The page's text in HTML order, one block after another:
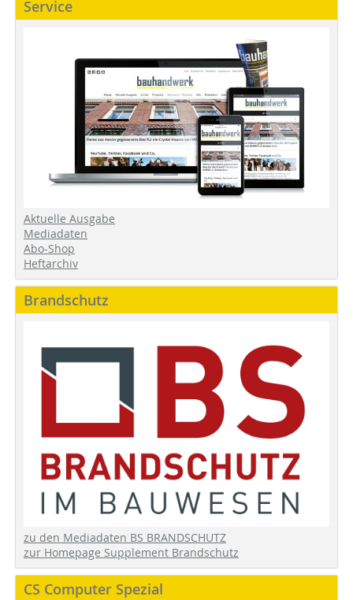
Service
Aktuelle Ausgabe
Mediadaten
Abo-Shop
Heftarchiv
Brandschutz
zu den Mediadaten BS BRANDSCHUTZ
zur Homepage Supplement Brandschutz
CS Computer Spezial